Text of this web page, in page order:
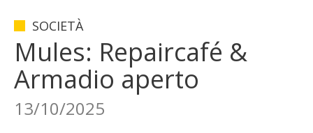
SOCIETÀ
Mules: Repaircafé &
Armadio aperto
13/10/2025